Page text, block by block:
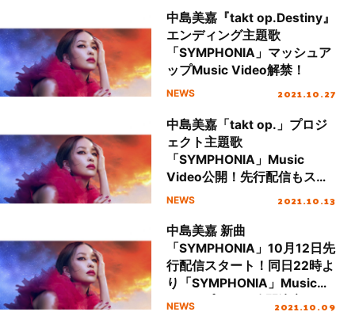
中島美嘉『takt op.Destiny』
エンディング主題歌
「SYMPHONIA」マッシュア
ップMusic Video解禁！
NEWS 2021.10.27
中島美嘉「takt op.」プロジ
ェクト主題歌
「SYMPHONIA」Music
Video公開！先行配信もスタ
ート！
NEWS 2021.10.13
中島美嘉 新曲
「SYMPHONIA」10月12日先
行配信スタート！同日22時よ
り「SYMPHONIA」Music
Videoプレミア公開決定！
NEWS 2021.10.09